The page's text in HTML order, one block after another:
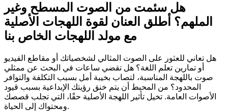
هل سئمت من الصوت المسطح وغير
الملهم؟ أطلق العنان لقوة اللهجات الأصلية
مع مولد اللهجات الخاص بنا
هل تعاني للعثور على الصوت المثالي لشخصياتك أو مقاطع الفيديو
أو تمارين تعلم اللغة؟ هل تقضي ساعات في البحث عن ممثلي
صوت باللهجة المناسبة، لتصاب بخيبة أمل بسبب التكلفة والتوافر
المحدود؟ من المحبط أن يتم خنق رؤيتك الإبداعية بسبب قيود
الأصوات العامة. تخيل تأثير اللهجة الأصلية حقًا، التي تجلب قصصك
ومحتواك إلى الحياة.